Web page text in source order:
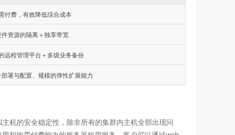
付费，有效降低综合成本
件资源的隔离＋独享带宽
远程管理平台＋多级业务备份
署与配置、规模的弹性扩展能力
机的安全稳定性，除非所有的集群内主机全部出现问